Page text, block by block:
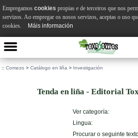
:: Comezo > Catálogo en liña > Investigación
Tenda en liña - Editorial
Ver categoría:
Lingua:
Procurar o seguinte
Empregamos cookies propias e de terceiros que nos
servizos. Ao empregar os nosos servizos, aceptas o uso
cookies.
Máis información